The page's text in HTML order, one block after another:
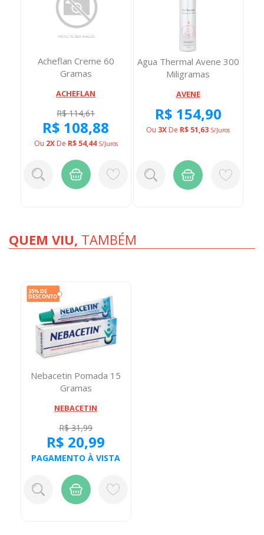
Acheflan Creme 60
Gramas
ACHEFLAN
R$ 114,61
R$ 108,88
Ou 2XDe R$ 54,44 S/juros
Agua Thermal Avene 300
Miligramas
AVENE
R$ 154,90
Ou 3X De R$ 51,63 S/juros
QUEM VIU, TAMBÉM
Nebacetin Pomada 15
Gramas
NEBACETIN
R$ 31,99
R$ 20,99
PAGAMENTO À VISTA